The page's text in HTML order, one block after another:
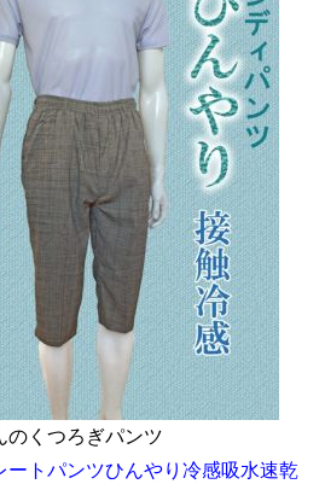
のくつろぎパンツ
ートパンツひんやり冷感吸水速乾